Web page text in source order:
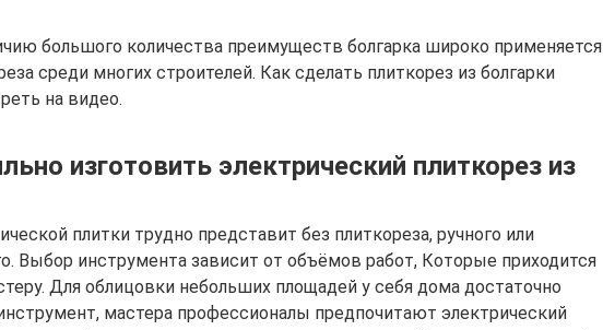
большого количества преимуществ болгарка широко применяется
среди многих строителей. Как сделать плиткорез из болгарки
на видео.
изготовить электрический плиткорез из
плитки трудно представит без плиткореза, ручного или
Выбор инструмента зависит от объёмов работ, Которые приходится
Для облицовки небольших площадей у ​​себя дома достаточно
мастера профессионалы предпочитают электрический